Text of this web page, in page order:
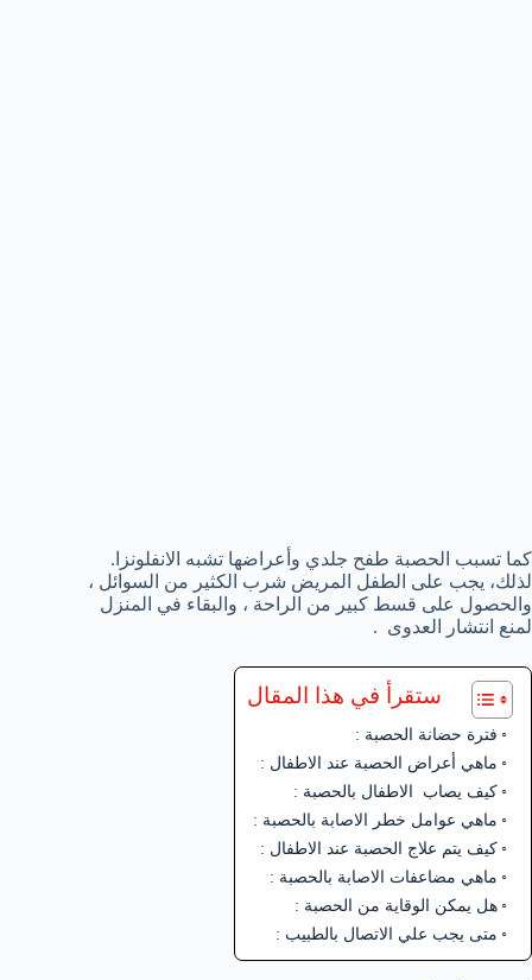
كما تسبب الحصبة طفح جلدي وأعراضها تشبه الانفلونزا.
لذلك، يجب على الطفل المريض شرب الكثير من السوائل ،
والحصول على قسط كبير من الراحة ، والبقاء في المنزل
لمنع انتشار العدوى .
ستقرأ في هذا المقال
فترة حضانة الحصبة :
ماهي أعراض الحصبة عند الاطفال :
كيف يصاب الاطفال بالحصبة :
ماهي عوامل خطر الاصابة بالحصبة :
كيف يتم علاج الحصبة عند الاطفال :
ماهي مضاعفات الاصابة بالحصبة :
هل يمكن الوقاية من الحصبة :
متى يجب علي الاتصال بالطبيب :